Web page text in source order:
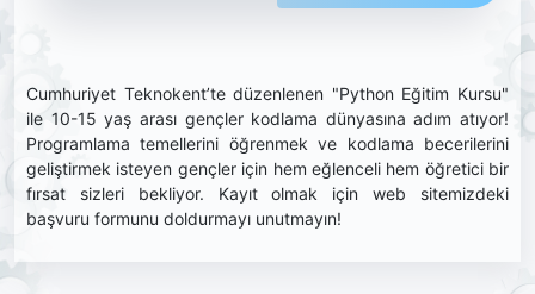
Cumhuriyet Teknokent’te düzenlenen "Python Eğitim Kursu"
ile 10-15 yaş arası gençler kodlama dünyasına adım atıyor!
Programlama temellerini öğrenmek ve kodlama becerilerini
geliştirmek isteyen gençler için hem eğlenceli hem öğretici bir
fırsat sizleri bekliyor. Kayıt olmak için web sitemizdeki
başvuru formunu doldurmayı unutmayın!